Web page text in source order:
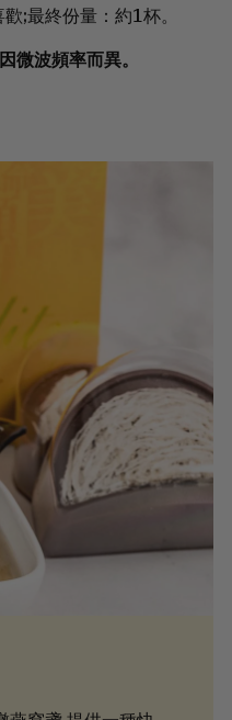
;最終份量：約1杯。
微波頻率而異。